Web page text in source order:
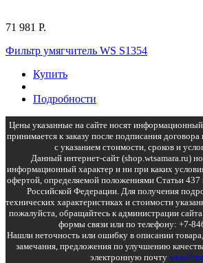
71 981 Р.
Фильтр умягчитель WS S1354
Купить
Подробности
Цены указанные на сайте носят
принимается к заказу после подписания
с указанием стоимости, сроков и
Данный интернет-сайт (shop.wtsamara.ru)
информационный характер и ни при каких
офертой, определяемой положениями Статьи 437
Российской Федерации. Для получения
технических характеристиках и стоимости
пожалуйста, обращайтесь к администрации
формы связи или по телефону: +7-
Нашли неточность или ошибку в описании
замечания, предложения по улучшению
электронную почту wt-